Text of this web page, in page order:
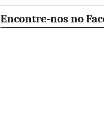
Encontre-nos no